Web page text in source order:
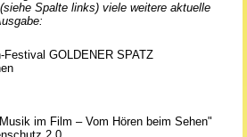
Spalte links) viele weitere aktuelle
GOLDENER SPATZ
im Film – Vom Hören beim Sehen"